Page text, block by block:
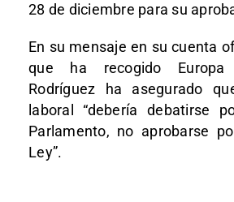
28 de diciembre para su
En su mensaje en su cuenta
que ha recogido Europa
Rodríguez ha asegurado
laboral “debería debatirse
Parlamento, no aprobarse
Ley”.